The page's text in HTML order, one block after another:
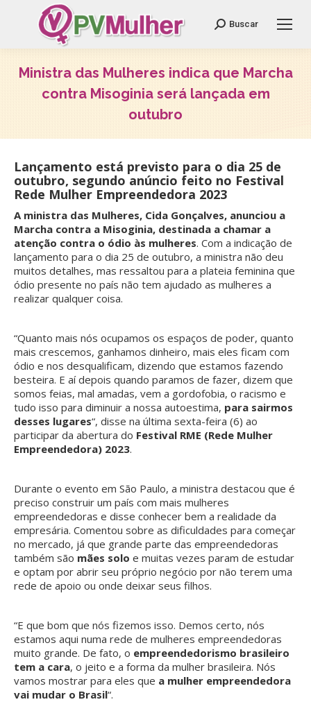
Search:
Buscar
Ministra das Mulheres indica que Marcha
contra Misoginia será lançada em
outubro
Lançamento está previsto para o dia 25 de
outubro, segundo anúncio feito no Festival
Rede Mulher Empreendedora 2023
A ministra das Mulheres, Cida Gonçalves, anunciou a
Marcha contra a Misoginia, destinada a chamar a
atenção contra o ódio às mulheres. Com a indicação de
lançamento para o dia 25 de outubro, a ministra não deu
muitos detalhes, mas ressaltou para a plateia feminina que
ódio presente no país não tem ajudado as mulheres a
realizar qualquer coisa.
“Quanto mais nós ocupamos os espaços de poder, quanto
mais crescemos, ganhamos dinheiro, mais eles ficam com
ódio e nos desqualificam, dizendo que estamos fazendo
besteira. E aí depois quando paramos de fazer, dizem que
somos feias, mal amadas, vem a gordofobia, o racismo e
tudo isso para diminuir a nossa autoestima, para sairmos
desses lugares“, disse na última sexta-feira (6) ao
participar da abertura do Festival RME (Rede Mulher
Empreendedora) 2023.
Durante o evento em São Paulo, a ministra destacou que é
preciso construir um país com mais mulheres
empreendedoras e disse conhecer bem a realidade da
empresária. Comentou sobre as dificuldades para começar
no mercado, já que grande parte das empreendedoras
também são mães solo e muitas vezes param de estudar
e optam por abrir seu próprio negócio por não terem uma
rede de apoio ou onde deixar seus filhos.
“E que bom que nós fizemos isso. Demos certo, nós
estamos aqui numa rede de mulheres empreendedoras
muito grande. De fato, o empreendedorismo brasileiro
tem a cara, o jeito e a forma da mulher brasileira. Nós
vamos mostrar para eles que a mulher empreendedora
vai mudar o Brasil“.